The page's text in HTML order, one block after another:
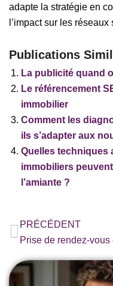
adapte la stratégie en
l’impact sur les réseaux
Publications
La publicité quand
Le référencement
immobilier
Comment les
ils s’adapter aux
Quelles techniques
immobiliers
l’amiante ?
Précédent
PRÉCÉDENT